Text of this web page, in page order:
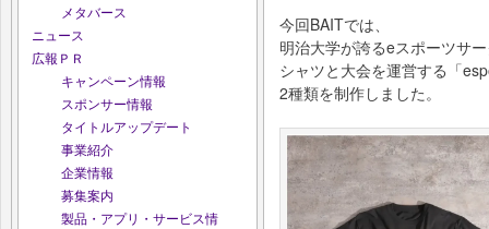
メタバース
ニュース
広報ＰＲ
キャンペーン情報
スポンサー情報
タイトルアップデート
事業紹介
企業情報
募集案内
製品・アプリ・サービス情
今回BAITでは、
明治大学が誇るeスポーツサ
シャツと大会を運営する「
2種類を制作しました。